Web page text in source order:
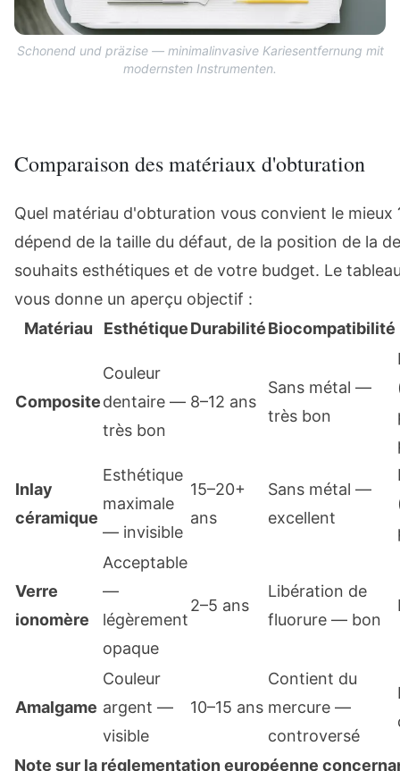
Schonend und präzise — minimalinvasive Kariesentfernung mit
modernsten Instrumenten.
Comparaison des matériaux d'obturation
Quel matériau d'obturation vous convient le mieux
dépend de la taille du défaut, de la position de la
souhaits esthétiques et de votre budget. Le
vous donne un aperçu objectif :
Matériau
EsthétiqueDurabilitéBiocompatibilité
Composite
Couleur
dentaire —
très bon
8–12 ans
Sans métal —
très bon
Inlay
céramique
Esthétique
maximale
— invisible
15–20+
ans
Sans métal —
excellent
Verre
ionomère
Acceptable
—
légèrement
opaque
2–5 ans
Libération de
fluorure — bon
Amalgame
Couleur
argent —
visible
10–15 ans
Contient du
mercure —
controversé
Note sur la réglementation européenne